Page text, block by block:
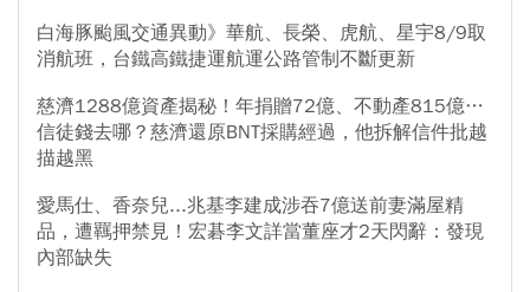
白海豚颱風交通異動》華航、長榮、虎航、星宇8/9取
消航班，台鐵高鐵捷運航運公路管制不斷更新
慈濟1288億資產揭秘！年捐贈72億、不動產815億…
信徒錢去哪？慈濟還原BNT採購經過，他拆解信件批越
描越黑
愛馬仕、香奈兒...兆基李建成涉吞7億送前妻滿屋精
品，遭羈押禁見！宏碁李文詳當董座才2天閃辭：發現
內部缺失